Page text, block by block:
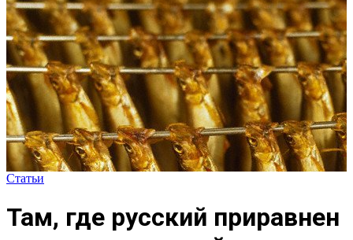
Статьи
Там, где русский приравнен